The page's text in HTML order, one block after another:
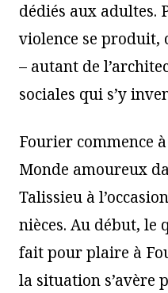
dédiés aux adultes.
violence se produit,
– autant de
sociales qui s’y
Fourier commence
Monde amoureux
Talissieu à
nièces. Au début,
fait pour plaire à
la situation s’avère